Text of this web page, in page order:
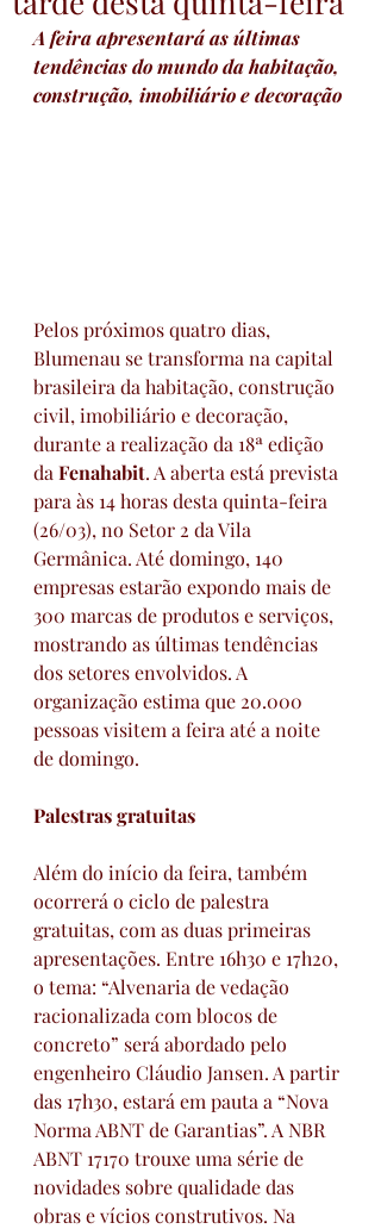
A feira apresentará as últimas
tendências do mundo da habitação,
construção, imobiliário e decoração
Pelos próximos quatro dias,
Blumenau se transforma na capital
brasileira da habitação, construção
civil, imobiliário e decoração,
durante a realização da 18ª edição
da Fenahabit. A aberta está prevista
para às 14 horas desta quinta-feira
(26/03), no Setor 2 da Vila
Germânica. Até domingo, 140
empresas estarão expondo mais de
300 marcas de produtos e serviços,
mostrando as últimas tendências
dos setores envolvidos. A
organização estima que 20.000
pessoas visitem a feira até a noite
de domingo.
Palestras gratuitas
Além do início da feira, também
ocorrerá o ciclo de palestra
gratuitas, com as duas primeiras
apresentações. Entre 16h30 e 17h20,
o tema: “Alvenaria de vedação
racionalizada com blocos de
concreto” será abordado pelo
engenheiro Cláudio Jansen. A partir
das 17h30, estará em pauta a “Nova
Norma ABNT de Garantias”. A NBR
ABNT 17170 trouxe uma série de
novidades sobre qualidade das
obras e vícios construtivos. Na